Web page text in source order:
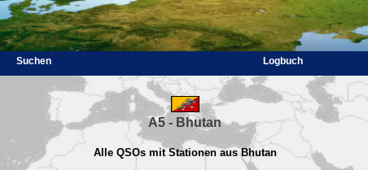
Suchen Logbuch
A5 - Bhutan
Alle QSOs mit Stationen aus Bhutan